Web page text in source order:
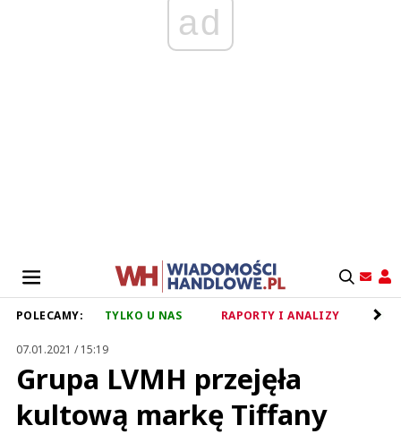
ad
POLECAMY: TYLKO U NAS RAPORTY I ANALIZY
07.01.2021 / 15:19
Grupa LVMH przejęła
kultową markę Tiffany